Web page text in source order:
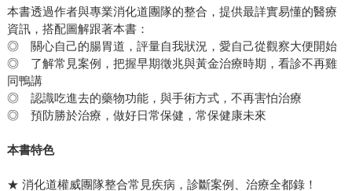
本書透過作者與專業消化道團隊的整合，提供最詳實易懂的醫療
資訊，搭配圖解跟著本書：
◎ 關心自己的腸胃道，評量自我狀況，愛自己從觀察大便開始
◎ 了解常見案例，把握早期徵兆與黃金治療時期，看診不再雞
同鴨講
◎ 認識吃進去的藥物功能，與手術方式，不再害怕治療
◎ 預防勝於治療，做好日常保健，常保健康未來
本書特色
★ 消化道權威團隊整合常見疾病，診斷案例、治療全都錄！